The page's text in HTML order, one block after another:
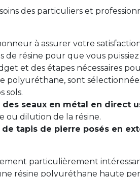
des particuliers et
à assurer votre
de résine pour que vous
et des étapes nécessaires
polyuréthane, sont
sols.
seaux en métal en direct
ou dilution de la résine.
de tapis de pierre posés en
particulièrement
résine polyuréthane haute